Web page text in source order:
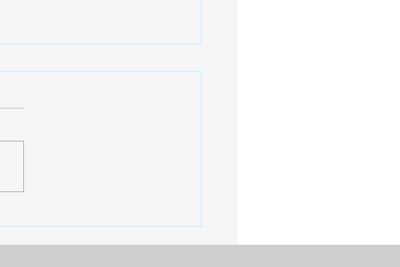
満開です。 桜の中で最も
良い季節が過ぎて行きま